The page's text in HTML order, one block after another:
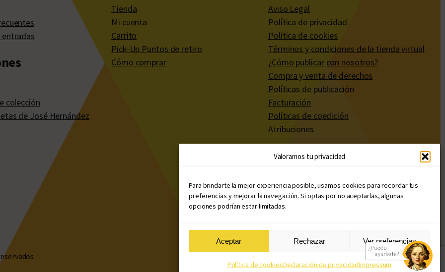
Valoramos tu privacidad
Para brindarte la mejor experiencia posible, usamos cookies para recordar tus
preferencias y mejorar la navegación. Si optas por no aceptarlas, algunas
opciones podrían estar limitadas.
Aceptar Rechazar Ver preferencias
Política de cookiesDeclaración de privacidadImpressum
entradas
colección
de José Hernández
Tienda
Mi cuenta
Carrito
Pick-Up Puntos de retiro
Cómo comprar
Aviso Legal
Política de privacidad
Política de cookies
Términos y condiciones de la tienda virtual
¿Cómo publicar con nosotros?
Compra y venta de derechos
Políticas de publicación
Facturación
Políticas de coedición
Atribuciones
Diseño web: Llama Creativa